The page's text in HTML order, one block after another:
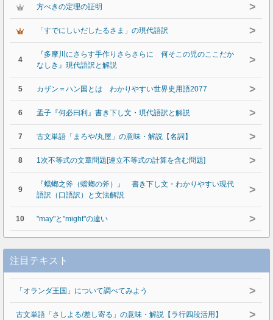
方べきの定理の証明 >
「すでにしいだしたるさま」の現代語訳 >
4
『多摩川にさらす手作りさらさらに 何そこの児のここだか
なしき』現代語訳と解説
>
5 カザン＝ハン国とは わかりやすい世界史用語2077 >
6 孟子『何必曰利』書き下し文・現代語訳と解説 >
7 古文単語「まろや/丸屋」の意味・解説【名詞】 >
8 1次不等式の文章問題[連立不等式の計算を含む問題] >
9
『蟷螂之斧（蟷螂の斧）』 書き下し文・わかりやすい現代
語訳（口語訳）と文法解説
>
10 "may"と"might"の違い >
注目テキスト
「オランダ王国」について調べてみよう >
古文単語「さしよる/差し寄る」の意味・解説【ラ行四段活用】 >